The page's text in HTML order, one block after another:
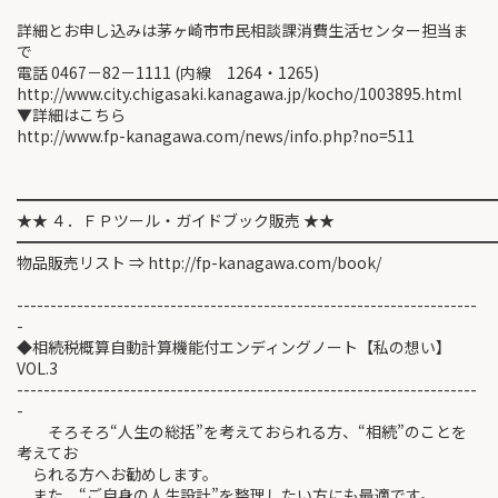
詳細とお申し込みは茅ヶ崎市市民相談課消費生活センター担当ま
で
電話 0467－82－1111 (内線 1264・1265)
http://www.city.chigasaki.kanagawa.jp/kocho/1003895.html
▼詳細はこちら
http://www.fp-kanagawa.com/news/info.php?no=511
★★ ４．ＦＰツール・ガイドブック販売 ★★
物品販売リスト ⇒ http://fp-kanagawa.com/book/
---------------------------------------------------------------------
-
◆相続税概算自動計算機能付エンディングノート【私の想い】
VOL.3
---------------------------------------------------------------------
-
そろそろ“人生の総括”を考えておられる方、“相続”のことを
考えてお
られる方へお勧めします。